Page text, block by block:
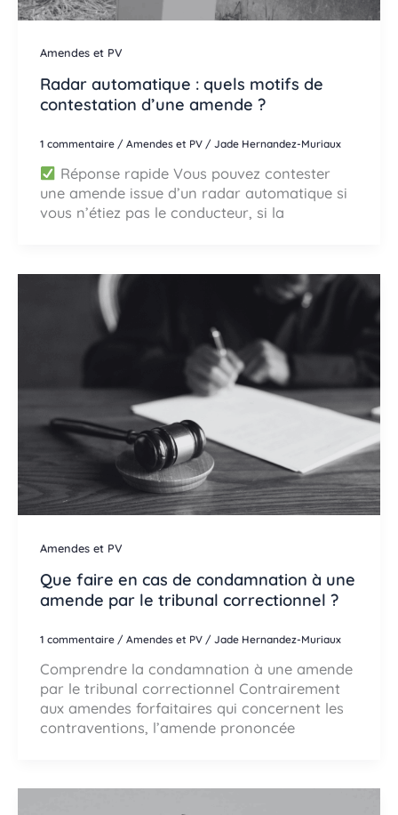
Amendes et PV
Radar automatique : quels motifs de
contestation d’une amende ?
1 commentaire / Amendes et PV/ Jade Hernandez-Muriaux
Réponse rapide Vous pouvez contester
une amende issue d’un radar automatique si
vous n’étiez pas le conducteur, si la
Amendes et PV
Que faire en cas de condamnation à une
amende par le tribunal correctionnel ?
1 commentaire / Amendes et PV/ Jade Hernandez-Muriaux
Comprendre la condamnation à une amende
par le tribunal correctionnel Contrairement
aux amendes forfaitaires qui concernent les
contraventions, l’amende prononcée